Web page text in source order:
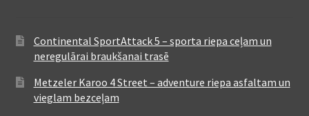
Continental SportAttack 5 – sporta riepa ceļam un
neregulārai braukšanai trasē
Metzeler Karoo 4 Street – adventure riepa asfaltam un
vieglam bezceļam